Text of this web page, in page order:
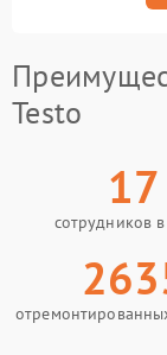
Testo
17
сотрудников